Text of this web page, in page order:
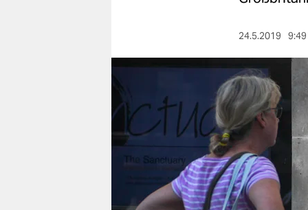
berlin
nord
wahrheit
verlag
24.5.2019